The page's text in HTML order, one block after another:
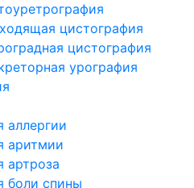
цистография
цистография
урография
аллергии
аритмии
артроза
боли спины